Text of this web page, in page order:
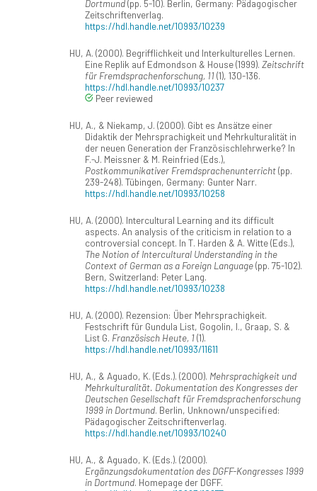
Dortmund(pp. 5-10). Berlin, Germany: Pädagogischer
Zeitschriftenverlag.
https://hdl.handle.net/10993/10239
HU, A. (2000). Begrifflichkeit und Interkulturelles Lernen.
Eine Replik auf Edmondson & House (1999). Zeitschrift
für Fremdsprachenforschung, 11(1), 130-136.
https://hdl.handle.net/10993/10237
Peer reviewed
HU, A., & Niekamp, J. (2000). Gibt es Ansätze einer
Didaktik der Mehrsprachigkeit und Mehrkulturalität in
der neuen Generation der Französischlehrwerke? In
F.-J. Meissner & M. Reinfried (Eds.),
Postkommunikativer Fremdsprachenunterricht(pp.
239-248). Tübingen, Germany: Gunter Narr.
https://hdl.handle.net/10993/10258
HU, A. (2000). Intercultural Learning and its difficult
aspects. An analysis of the criticism in relation to a
controversial concept. In T. Harden & A. Witte (Eds.),
The Notion of Intercultural Understanding in the
Context of German as a Foreign Language(pp. 75-102).
Bern, Switzerland: Peter Lang.
https://hdl.handle.net/10993/10238
HU, A. (2000). Rezension: Über Mehrsprachigkeit.
Festschrift für Gundula List, Gogolin, I., Graap, S. &
List G. Französisch Heute, 1(1).
https://hdl.handle.net/10993/11611
HU, A., & Aguado, K. (Eds.). (2000). Mehrsprachigkeit und
Mehrkulturalität. Dokumentation des Kongresses der
Deutschen Gesellschaft für Fremdsprachenforschung
1999 in Dortmund. Berlin, Unknown/unspecified:
Pädagogischer Zeitschriftenverlag.
https://hdl.handle.net/10993/10240
HU, A., & Aguado, K. (Eds.). (2000).
Ergänzungsdokumentation des DGFF-Kongresses 1999
in Dortmund. Homepage der DGFF.